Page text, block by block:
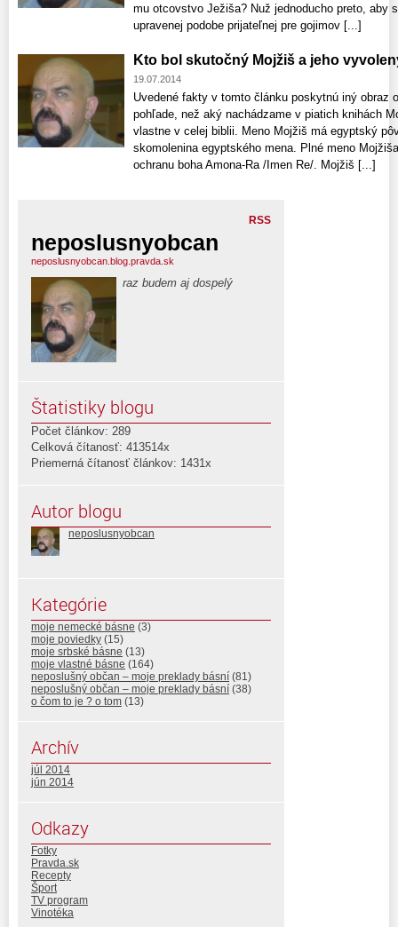
mu otcovstvo Ježiša? Nuž jednoducho preto, aby
upravenej podobe prijateľnej pre gojimov [...]
Kto bol skutočný Mojžiš a jeho
19.07.2014
Uvedené fakty v tomto článku poskytnú iný obraz
pohľade, než aký nachádzame v piatich knihách
vlastne v celej biblii. Meno Mojžiš má egyptský
skomolenina egyptského mena. Plné meno
ochranu boha Amona-Ra /Imen Re/. Mojžiš [...]
RSS
neposlusnyobcan
neposlusnyobcan.blog.pravda.sk
raz budem aj dospelý
Štatistiky blogu
Počet článkov: 289
Celková čítanosť: 413514x
Priemerná čítanosť článkov: 1431x
Autor blogu
neposlusnyobcan
Kategórie
moje nemecké básne (3)
moje poviedky (15)
moje srbské básne (13)
moje vlastné básne (164)
neposlušný občan – moje preklady básní (81)
neposlušný občan – moje preklady básní (38)
o čom to je ? o tom (13)
Archív
júl 2014
jún 2014
Odkazy
Fotky
Pravda.sk
Recepty
Šport
TV program
Vinotéka